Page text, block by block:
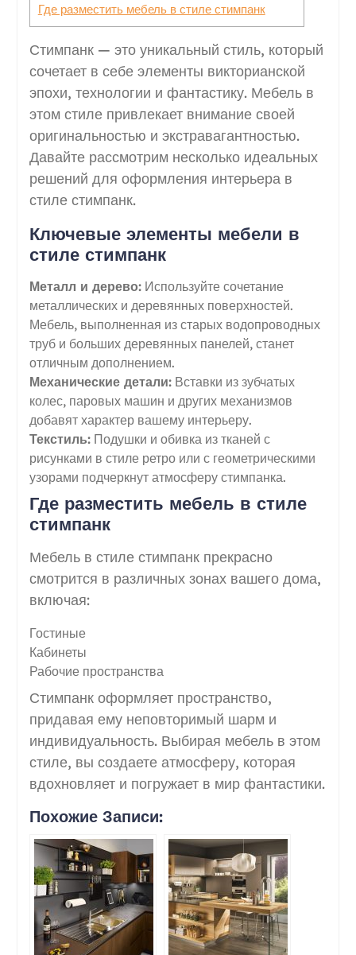
Где разместить мебель в стиле стимпанк
Стимпанк — это уникальный стиль, который
сочетает в себе элементы викторианской
эпохи, технологии и фантастику. Мебель в
этом стиле привлекает внимание своей
оригинальностью и экстравагантностью.
Давайте рассмотрим несколько идеальных
решений для оформления интерьера в
стиле стимпанк.
Ключевые элементы мебели в
стиле стимпанк
Металл и дерево:Используйте сочетание
металлических и деревянных поверхностей.
Мебель, выполненная из старых водопроводных
труб и больших деревянных панелей, станет
отличным дополнением.
Механические детали:Вставки из зубчатых
колес, паровых машин и других механизмов
добавят характер вашему интерьеру.
Текстиль:Подушки и обивка из тканей с
рисунками в стиле ретро или с геометрическими
узорами подчеркнут атмосферу стимпанка.
Где разместить мебель в стиле
стимпанк
Мебель в стиле стимпанк прекрасно
смотрится в различных зонах вашего дома,
включая:
Гостиные
Кабинеты
Рабочие пространства
Стимпанк оформляет пространство,
придавая ему неповторимый шарм и
индивидуальность. Выбирая мебель в этом
стиле, вы создаете атмосферу, которая
вдохновляет и погружает в мир фантастики.
Похожие Записи: